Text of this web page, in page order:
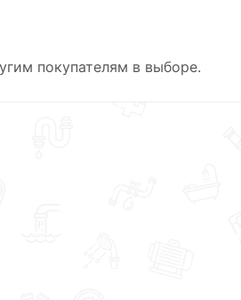
покупателям в выборе.